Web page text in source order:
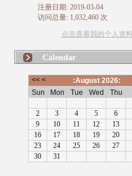
注册日期: 2019-03-04
访问总量: 1,032,460 次
点击查看我的个人资料
Calendar